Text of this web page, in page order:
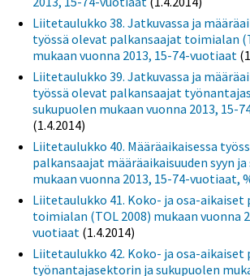
Liitetaulukko 38. Jatkuvassa ja
työssä olevat palkansaajat toimialan
mukaan vuonna 2013, 15-74-vuotiaat
Liitetaulukko 39. Jatkuvassa ja
työssä olevat palkansaajat
sukupuolen mukaan vuonna 2013, 15-
(1.4.2014)
Liitetaulukko 40. Määräaikaisessa
palkansaajat määräaikaisuuden syyn
mukaan vuonna 2013, 15-74-vuotiaat,
Liitetaulukko 41. Koko- ja osa-aikaiset
toimialan (TOL 2008) mukaan vuonna
vuotiaat (1.4.2014)
Liitetaulukko 42. Koko- ja osa-aikaiset
työnantajasektorin ja sukupuolen